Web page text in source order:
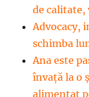
de
Advocacy,
schimba
Ana este
învață la o
alimentat